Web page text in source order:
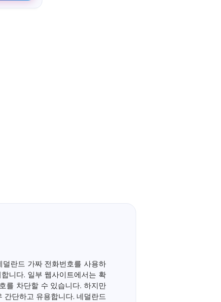
란드 가짜 전화번호를 사용하
니다. 일부 웹사이트에서는 확
를 차단할 수 있습니다. 하지만
단하고 유용합니다. 네덜란드